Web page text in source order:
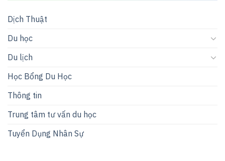
Dịch Thuật
Du học
Du lịch
Học Bổng Du Học
Thông tin
Trung tâm tư vấn du học
Tuyển Dụng Nhân Sự